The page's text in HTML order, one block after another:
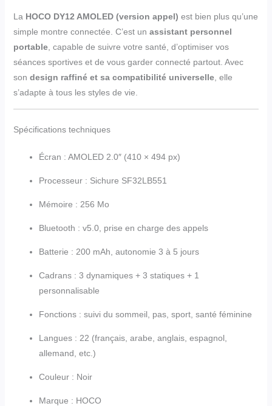
La HOCO DY12 AMOLED (version appel) est bien plus qu’une
simple montre connectée. C’est un assistant personnel
portable, capable de suivre votre santé, d’optimiser vos
séances sportives et de vous garder connecté partout. Avec
son design raffiné et sa compatibilité universelle, elle
s’adapte à tous les styles de vie.
Spécifications techniques
Écran : AMOLED 2.0″ (410 × 494 px)
Processeur : Sichure SF32LB551
Mémoire : 256 Mo
Bluetooth : v5.0, prise en charge des appels
Batterie : 200 mAh, autonomie 3 à 5 jours
Cadrans : 3 dynamiques + 3 statiques + 1
personnalisable
Fonctions : suivi du sommeil, pas, sport, santé féminine
Langues : 22 (français, arabe, anglais, espagnol,
allemand, etc.)
Couleur : Noir
Marque : HOCO